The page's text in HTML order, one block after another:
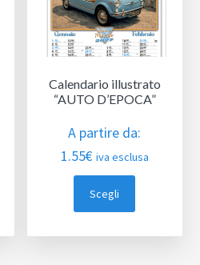
Calendario illustrato
“AUTO D’EPOCA”
A partire da:
1.55€ iva esclusa
Scegli